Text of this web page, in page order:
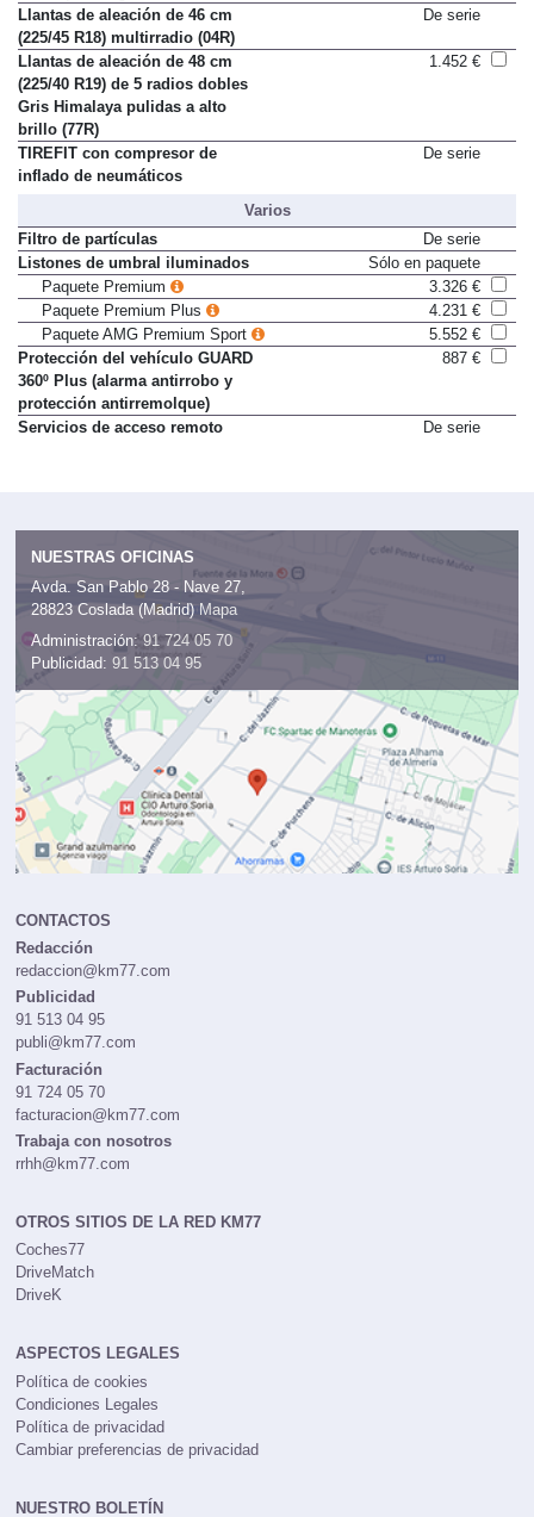
Paquete Night
622 €
Llantas de aleación de 46 cm
(225/45 R18) multirradio (04R)
Llantas de aleación de 48 cm
(225/40 R19) de 5 radios dobles
Gris Himalaya pulidas a alto
brillo (77R)
TIREFIT con compresor de
Varios
Filtro de partículas
De serie
Listones de umbral iluminados
Sólo en paquete
Paquete Premium
3.326 €
Paquete Premium Plus
4.231 €
Paquete AMG Premium Sport
5.552 €
Protección del vehículo GUARD
360º Plus (alarma antirrobo y
protección antirremolque)
NUESTRAS OFICINAS
Avda. San Pablo 28 - Nave 27,
28823 Coslada (Madrid)
Mapa
Administración:91 724 05 70
Publicidad:
CONTACTOS
Redacción
redaccion@km77.com
Publicidad
91 513 04 95
publi@km77.com
Facturación
91 724 05 70
facturacion@km77.com
Trabaja con nosotros
OTROS SITIOS DE LA RED KM77
Coches77
DriveMatch
ASPECTOS LEGALES
Política de cookies
Condiciones Legales
Política de privacidad